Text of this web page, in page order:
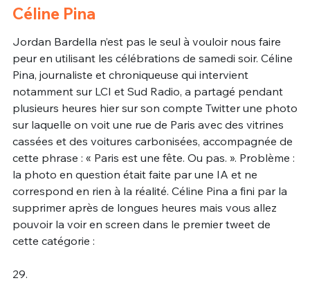
Céline Pina
Jordan Bardella n’est pas le seul à vouloir nous faire
peur en utilisant les célébrations de samedi soir. Céline
Pina, journaliste et chroniqueuse qui intervient
notamment sur LCI et Sud Radio, a partagé pendant
plusieurs heures hier sur son compte Twitter une photo
sur laquelle on voit une rue de Paris avec des vitrines
cassées et des voitures carbonisées, accompagnée de
cette phrase : « Paris est une fête. Ou pas. ». Problème :
la photo en question était faite par une IA et ne
correspond en rien à la réalité. Céline Pina a fini par la
supprimer après de longues heures mais vous allez
pouvoir la voir en screen dans le premier tweet de
cette catégorie :
29.